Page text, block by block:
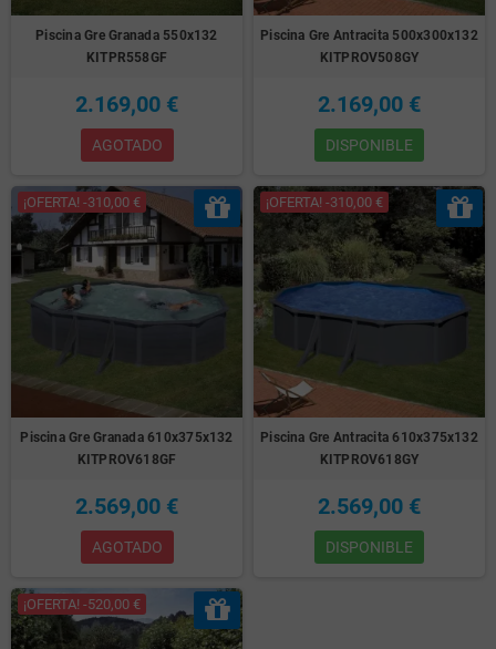
Piscina Gre Granada 550x132
KITPR558GF
2.169,00 €
AGOTADO
Piscina Gre Antracita 500x300x132
KITPROV508GY
2.169,00 €
DISPONIBLE
¡OFERTA! -310,00 €
Piscina Gre Granada 610x375x132
KITPROV618GF
2.569,00 €
AGOTADO
¡OFERTA! -310,00 €
Piscina Gre Antracita 610x375x132
KITPROV618GY
2.569,00 €
DISPONIBLE
¡OFERTA! -520,00 €